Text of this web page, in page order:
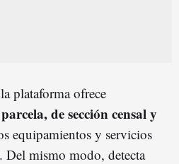
plataforma ofrece
de sección censal y
equipamientos y servicios
Del mismo modo, detecta